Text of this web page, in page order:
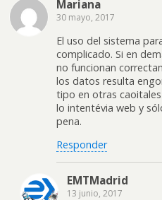
Mariana
30 mayo, 2017
El uso del sistema
complicado. Si en
no funcionan
los datos resulta
tipo en otras
lo intentévia web y
pena.
Responder
EMTMadrid
13 junio, 2017